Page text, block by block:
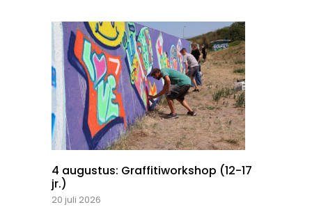
4 augustus: Graffitiworkshop (12-17
jr.)
20 juli 2026